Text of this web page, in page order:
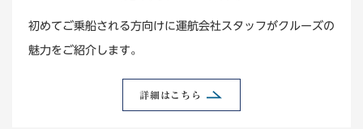
初めてご乗船される方向けに運航会社スタッフがクルーズの
魅力をご紹介します。
詳細はこちら